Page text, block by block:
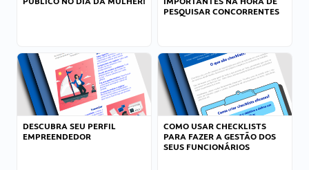
PESQUISAR CONCORRENTES
DESCUBRA SEU PERFIL
EMPREENDEDOR
COMO USAR CHECKLISTS
PARA FAZER A GESTÃO DOS
SEUS FUNCIONÁRIOS